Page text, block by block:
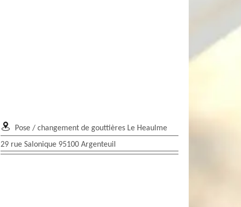
Pose / changement de gouttières Le Heaulme
29 rue Salonique 95100 Argenteuil